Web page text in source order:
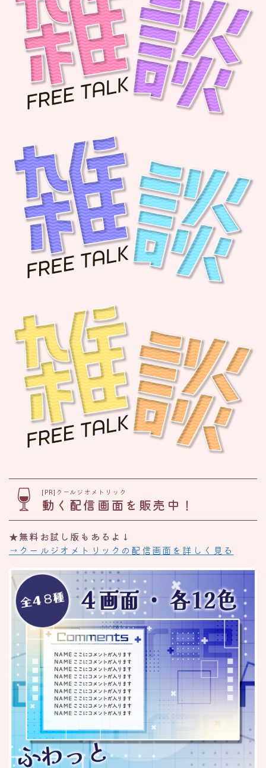
[PR]クールジオメトリック
動く配信画面を販売中！
★無料お試し版もあるよ↓
→クールジオメトリックの配信画面を詳しく見る